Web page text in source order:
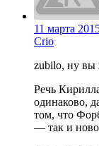
11 марта
Crio
zubilo, ну вы
Речь
одинаково,
том, что
— так и